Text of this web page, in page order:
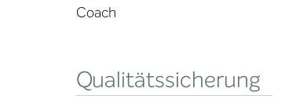
Coach
Qualitätssicherung